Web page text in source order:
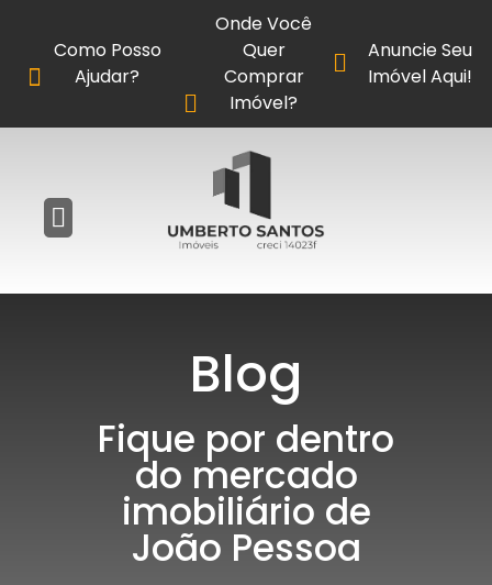
Anuncie Seu
Imóvel Aqui!
Como Posso
Ajudar?
Onde Você
Quer
Comprar
Imóvel?
Blog
Fique por dentro
do mercado
imobiliário de
João Pessoa